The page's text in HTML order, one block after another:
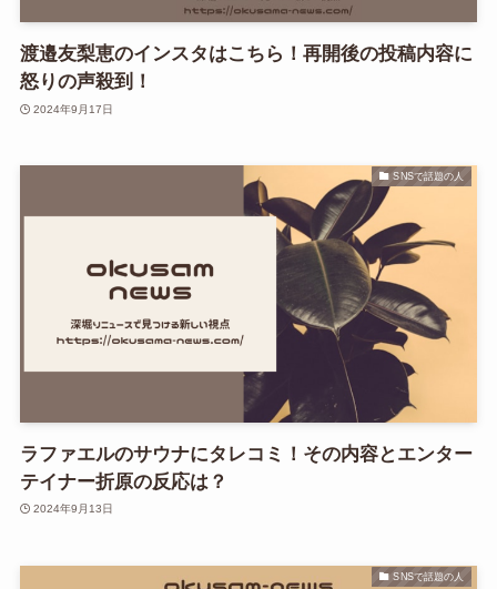
渡邉友梨恵のインスタはこちら！再開後の投稿内容に
怒りの声殺到！
2024年9月17日
SNSで話題の人
ラファエルのサウナにタレコミ！その内容とエンター
テイナー折原の反応は？
2024年9月13日
SNSで話題の人